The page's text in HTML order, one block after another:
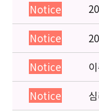
Notice
Notice
Notice
Notice